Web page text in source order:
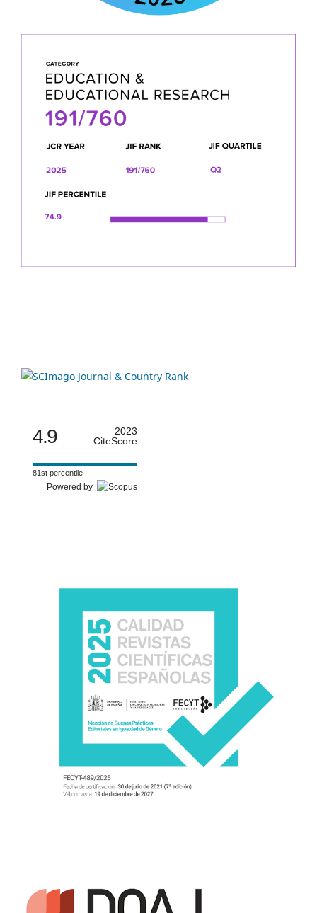
4.9
2023
CiteScore
81st percentile
Powered by